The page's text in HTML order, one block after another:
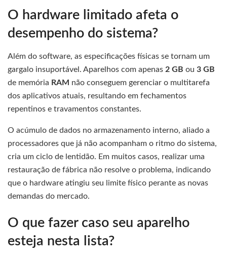
O hardware limitado afeta o
desempenho do sistema?
Além do software, as especificações físicas se tornam um
gargalo insuportável. Aparelhos com apenas 2 GB ou 3 GB
de memória RAM não conseguem gerenciar o multitarefa
dos aplicativos atuais, resultando em fechamentos
repentinos e travamentos constantes.
O acúmulo de dados no armazenamento interno, aliado a
processadores que já não acompanham o ritmo do sistema,
cria um ciclo de lentidão. Em muitos casos, realizar uma
restauração de fábrica não resolve o problema, indicando
que o hardware atingiu seu limite físico perante as novas
demandas do mercado.
O que fazer caso seu aparelho
esteja nesta lista?